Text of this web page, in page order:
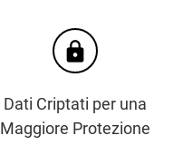
https
Dati Criptati per una
Maggiore Protezione